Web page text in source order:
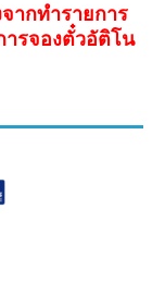
ากทำรายการ
ารจองตั๋วอัติโน